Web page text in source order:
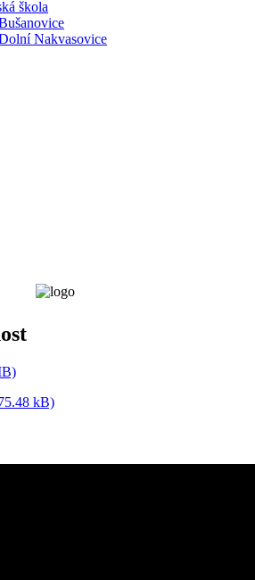
škola
Nakvasovice
kB)